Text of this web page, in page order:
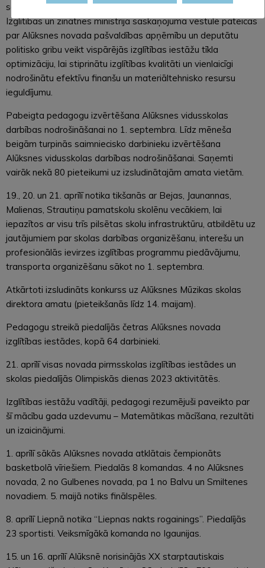
saskaņojums lēmumam par Strautiņu pamatskolas likvidāciju.
Izglītības un zinātnes ministrija saskaņojuma vēstulē pateicas
par Alūksnes novada pašvaldības apņēmību un deputātu
politisko gribu veikt vispārējās izglītības iestāžu tīkla
optimizāciju, lai stiprinātu izglītības kvalitāti un vienlaicīgi
nodrošinātu efektīvu finanšu un materiāltehnisko resursu
ieguldījumu.
Pabeigta pedagogu izvērtēšana Alūksnes vidusskolas
darbības nodrošināšanai no 1. septembra. Līdz mēneša
beigām turpinās saimniecisko darbinieku izvērtēšana
Alūksnes vidusskolas darbības nodrošināšanai. Saņemti
vairāk nekā 80 pieteikumi uz izsludinātajām amata vietām.
19., 20. un 21. aprīlī notika tikšanās ar Bejas, Jaunannas,
Malienas, Strautiņu pamatskolu skolēnu vecākiem, lai
iepazītos ar visu trīs pilsētas skolu infrastruktūru, atbildētu uz
jautājumiem par skolas darbības organizēšanu, interešu un
profesionālās ievirzes izglītības programmu piedāvājumu,
transporta organizēšanu sākot no 1. septembra.
Atkārtoti izsludināts konkurss uz Alūksnes Mūzikas skolas
direktora amatu (pieteikšanās līdz 14. maijam).
Pedagogu streikā piedalījās četras Alūksnes novada
izglītības iestādes, kopā 64 darbinieki.
21. aprīlī visas novada pirmsskolas izglītības iestādes un
skolas piedalījās Olimpiskās dienas 2023 aktivitātēs.
Izglītības iestāžu vadītāji, pedagogi rezumējuši paveikto par
šī mācību gada uzdevumu – Matemātikas mācīšana, rezultāti
un izaicinājumi.
1. aprīlī sākās Alūksnes novada atklātais čempionāts
basketbolā vīriešiem. Piedalās 8 komandas. 4 no Alūksnes
novada, 2 no Gulbenes novada, pa 1 no Balvu un Smiltenes
novadiem. 5. maijā notiks finālspēles.
8. aprīlī Liepnā notika “Liepnas nakts rogainings”. Piedalījās
23 sportisti. Veiksmīgākā komanda no Igaunijas.
15. un 16. aprīlī Alūksnē norisinājās XX starptautiskais